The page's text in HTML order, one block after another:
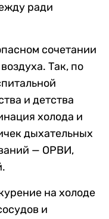
ради
сочетании
Так, по
и детства
холода и
дыхательных
— ОРВИ,
на холоде
и